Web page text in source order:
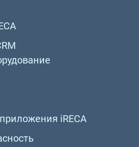
iRECA